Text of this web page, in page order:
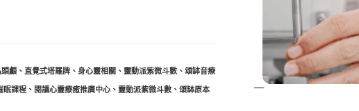
顱、 直覺式塔羅牌、 身心靈相關 、 靈動派紫微斗數、 頌缽音療
眠課程、 閱讀心靈療癒推廣中心、 靈動派紫微斗數、 頌缽原本